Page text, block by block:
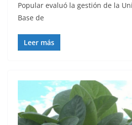
Popular evaluó la gestión de la
Base de
Leer más